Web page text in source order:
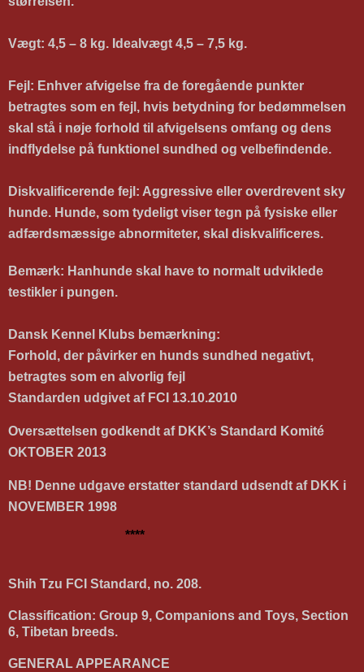
Vægt: 4,5 – 8 kg. Idealvægt 4,5 – 7,5 kg.
Fejl: Enhver afvigelse fra de foregående punkter
betragtes som en fejl, hvis betydning for bedømmelsen
skal stå i nøje forhold til afvigelsens omfang og dens
indflydelse på funktionel sundhed og velbefindende.
Diskvalificerende fejl: Aggressive eller overdrevent sky
hunde. Hunde, som tydeligt viser tegn på fysiske eller
adfærdsmæssige abnormiteter, skal diskvalificeres.
Bemærk: Hanhunde skal have to normalt udviklede
testikler i pungen.
Dansk Kennel Klubs bemærkning:
Forhold, der påvirker en hunds sundhed negativt,
betragtes som en alvorlig fejl
Standarden udgivet af FCI 13.10.2010
Oversættelsen godkendt af DKK’s Standard Komité
OKTOBER 2013
NB! Denne udgave erstatter standard udsendt af DKK i
NOVEMBER 1998
****
Shih Tzu FCI Standard, no. 208.
Classification: Group 9, Companions and Toys, Section
6, Tibetan breeds.
GENERAL APPEARANCE